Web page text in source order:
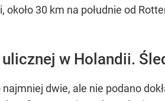
30 km na południe od
w Holandii.
dwie, ale nie podano